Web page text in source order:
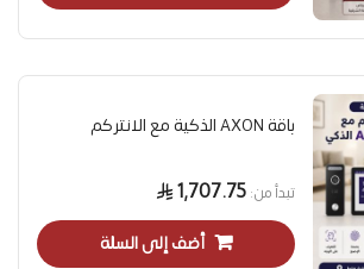
باقة AXON الذكية مع الانتركم
تبدأ من 1,707.75
أضف إلى السلة